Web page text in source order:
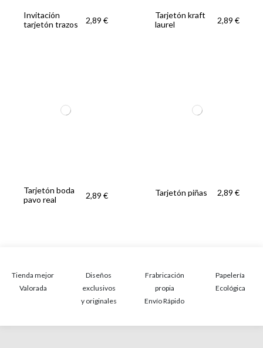
Invitación
tarjetón trazos
2,89 €
Tarjetón kraft
laurel
2,89 €
Tarjetón boda
pavo real
2,89 € Tarjetón piñas 2,89 €
Tienda mejor
Valorada
Diseños
exclusivos
y originales
Frabricación
propia
Envío Rápido
Papelería
Ecológica